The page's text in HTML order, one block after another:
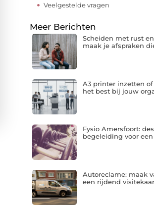
Veelgestelde vragen
Meer Berichten
Scheiden met rust
maak je afspraken
A3 printer inzetten
het best bij jouw
Fysio Amersfoort:
begeleiding voor
Autoreclame: maak
een rijdend